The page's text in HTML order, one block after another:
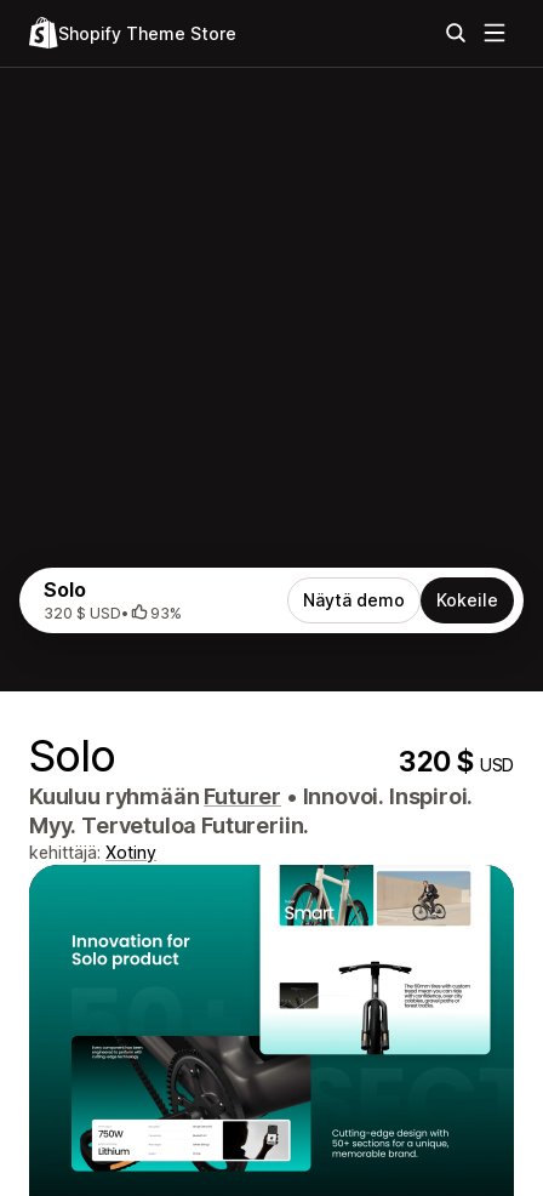
Shopify Theme Store
Solo
320 $ USD• 93%
Näytä demo Kokeile
Solo 320 $USD
Kuuluu ryhmään Futurer • Innovoi. Inspiroi.
Myy. Tervetuloa Futureriin.
kehittäjä: Xotiny